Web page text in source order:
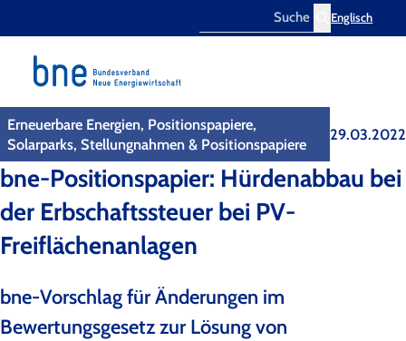
Englisch
Erneuerbare Energien, Positionspapiere,
Solarparks, Stellungnahmen & Positionspapiere
29.03.2022
bne-Positionspapier: Hürdenabbau bei
der Erbschaftssteuer bei PV-
Freiflächenanlagen
bne-Vorschlag für Änderungen im
Bewertungsgesetz zur Lösung von